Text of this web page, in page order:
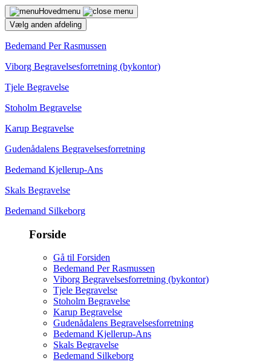
Hovedmenu
Vælg anden afdeling
Bedemand Per Rasmussen
Viborg Begravelsesforretning (bykontor)
Tjele Begravelse
Stoholm Begravelse
Karup Begravelse
Gudenådalens Begravelsesforretning
Bedemand Kjellerup-Ans
Skals Begravelse
Bedemand Silkeborg
Forside
Gå til Forsiden
Bedemand Per Rasmussen
Viborg Begravelsesforretning (bykontor)
Tjele Begravelse
Stoholm Begravelse
Karup Begravelse
Gudenådalens Begravelsesforretning
Bedemand Kjellerup-Ans
Skals Begravelse
Bedemand Silkeborg